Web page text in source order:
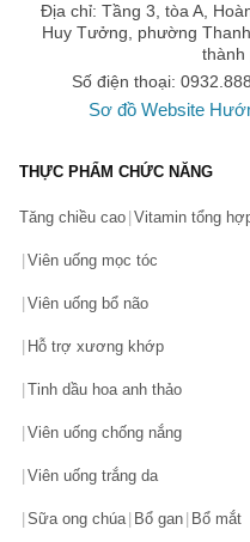
Địa chỉ: Tầng 3, tòa A,
Huy Tưởng, phường
thành
Số điện thoại:
Sơ đồ Website
THỰC PHẨM CHỨC NĂNG
Tăng chiều cao Vitamin tổng
Viên uống mọc tóc
Viên uống bổ não
Hỗ trợ xương khớp
Tinh dầu hoa anh thảo
Viên uống chống nắng
Viên uống trắng da
Sữa ong chúa Bổ gan Bổ mắt